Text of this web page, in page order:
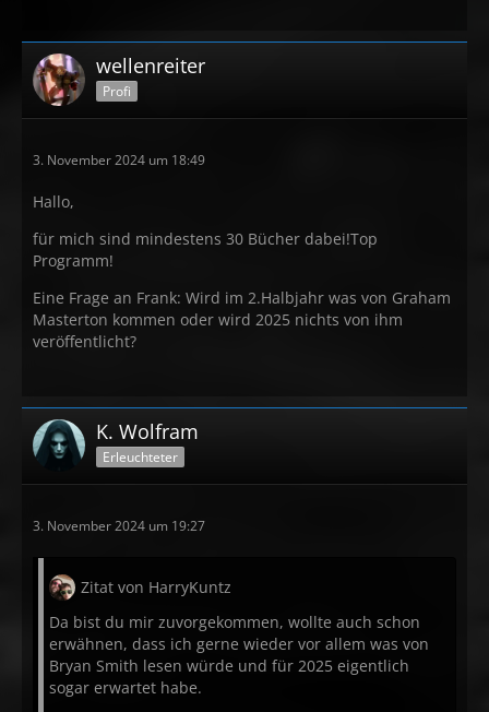
wellenreiter
Profi
3. November 2024 um 18:49
Hallo,
für mich sind mindestens 30 Bücher dabei!Top
Programm!
Eine Frage an Frank: Wird im 2.Halbjahr was von Graham
Masterton kommen oder wird 2025 nichts von ihm
veröffentlicht?
K. Wolfram
Erleuchteter
3. November 2024 um 19:27
Zitat von HarryKuntz
Da bist du mir zuvorgekommen, wollte auch schon
erwähnen, dass ich gerne wieder vor allem was von
Bryan Smith lesen würde und für 2025 eigentlich
sogar erwartet habe.